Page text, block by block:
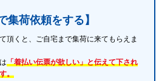
集荷依頼をする】
頂くと、ご自宅まで集荷に来てもらえま
「着払い伝票が欲しい」と伝えて下され
。